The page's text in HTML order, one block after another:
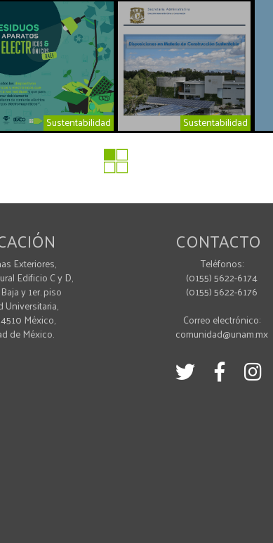
Sustentabilidad Sustentabilidad
Exteriores,
Edificio C y D,
y 1er. piso
Universitaria,
México,
de México.
CONTACTO
Teléfonos:
(0155) 5622-6174
(0155) 5622-6176
Correo electrónico:
comunidad@unam.mx